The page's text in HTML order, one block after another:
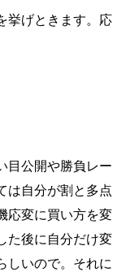
挙げときます。応
目公開や勝負レー
は自分が割と多点
応変に買い方を変
た後に自分だけ変
しいので。それに